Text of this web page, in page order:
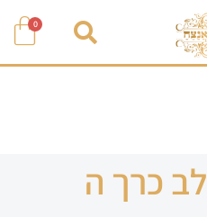
0
כרך ה